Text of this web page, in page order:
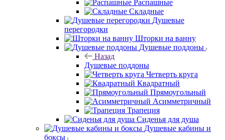
Распашные
Складные
Душевые
перегородки
Шторки на ванну
Душевые поддоны
Назад
Душевые поддоны
Четверть круга
Квадратный
Прямоугольный
Асимметричный
Трапеция
Сиденья для душа
Душевые кабины и
боксы